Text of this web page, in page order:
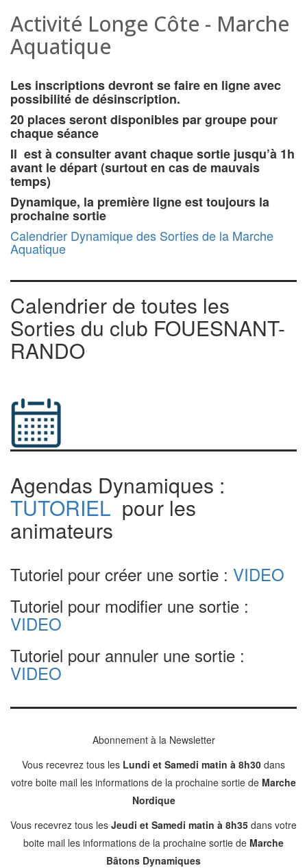
Activité Longe Côte - Marche
Aquatique
Les inscriptions devront se faire en ligne avec
possibilité de désinscription.
20 places seront disponibles par groupe pour
chaque séance
Il est à consulter avant chaque sortie jusqu’à 1h
avant le départ (surtout en cas de mauvais
temps)
Dynamique, la première ligne est toujours la
prochaine sortie
Calendrier Dynamique des Sorties de la Marche
Aquatique
Calendrier de toutes les
Sorties du club FOUESNANT-
RANDO
Agendas Dynamiques :
TUTORIELpour les
animateurs
Tutoriel pour créer une sortie : VIDEO
Tutoriel pour modifier une sortie :
VIDEO
Tutoriel pour annuler une sortie :
VIDEO
Abonnement à la Newsletter
Vous recevrez tous les Lundi et Samedi matin à 8h30 dans
votre boite mail les informations de la prochaine sortie de Marche
Nordique
Vous recevrez tous les Jeudi et Samedi matin à 8h35 dans votre
boite mail les informations de la prochaine sortie de Marche
Bâtons Dynamiques